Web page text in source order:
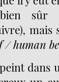
sûr
/ human
dans